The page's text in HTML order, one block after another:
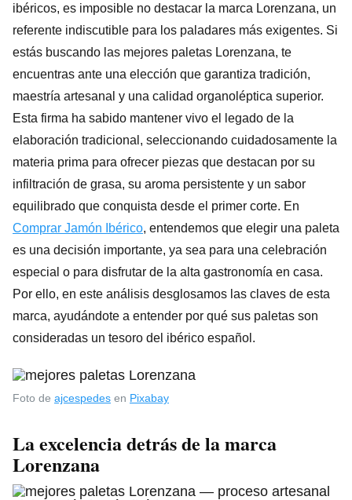
ibéricos, es imposible no destacar la marca Lorenzana, un
referente indiscutible para los paladares más exigentes. Si
estás buscando las mejores paletas Lorenzana, te
encuentras ante una elección que garantiza tradición,
maestría artesanal y una calidad organoléptica superior.
Esta firma ha sabido mantener vivo el legado de la
elaboración tradicional, seleccionando cuidadosamente la
materia prima para ofrecer piezas que destacan por su
infiltración de grasa, su aroma persistente y un sabor
equilibrado que conquista desde el primer corte. En
Comprar Jamón Ibérico, entendemos que elegir una paleta
es una decisión importante, ya sea para una celebración
especial o para disfrutar de la alta gastronomía en casa.
Por ello, en este análisis desglosamos las claves de esta
marca, ayudándote a entender por qué sus paletas son
consideradas un tesoro del ibérico español.
Foto de ajcespedes en Pixabay
La excelencia detrás de la marca
Lorenzana